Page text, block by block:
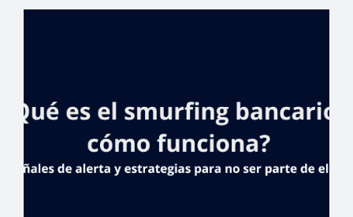
celebra la vida
de- las Mirabal